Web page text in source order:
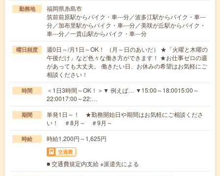
勤務地
福岡県糸島市
筑前前原駅からバイク・車---分／波多江駅からバイク・車---
分／加布里駅からバイク・車---分／美咲が丘駅からバイク・
車---分／一貴山駅からバイク・車---分
曜日頻度
週0日～/月1日～OK！ （月～日のあいだ） ★「火曜と木曜の
午後だけ」など色々な働き方ができます！ ★お仕事ゼロの週
があっても大丈夫。 働きたい日、お休みの希望はお気軽にご
相談ください！
時間
＜1日3時間～OK！＞▼ 例えば… ▼15:00～18:0015:00～
22:0017:00～22:…
期間
単発1日～！ ★勤務開始日や期間はお気軽にご相談くださ
い！ ＃8月～ ＃9月～
時給 時給1,200円～1,625円
交通費
■ 交通費規定内支給 ※派遣先による